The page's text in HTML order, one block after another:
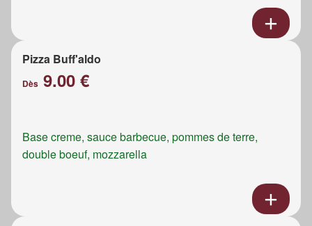
Pizza Buff'aldo
Dès 9.00 €
Base creme, sauce barbecue, pommes de terre,
double boeuf, mozzarella